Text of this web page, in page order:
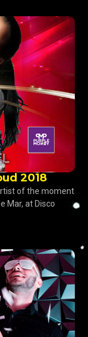
2018
of the moment
Mar, at Disco